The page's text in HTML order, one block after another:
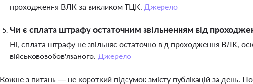
проходження ВЛК за викликом ТЦК. Джерело
Чи є сплата штрафу остаточним звільненням від
Ні, сплата штрафу не звільняє остаточно від проходження ВЛК,
військовозобов'язаного. Джерело
Кожне з питань — це короткий підсумок змісту публікацій за день.